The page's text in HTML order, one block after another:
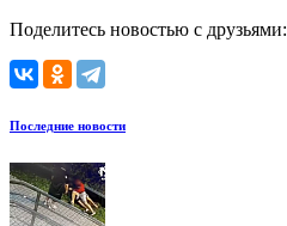
Поделитесь новостью с друзьями:
Последние новости